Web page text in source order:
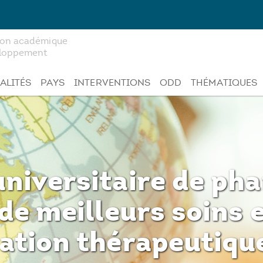
académique
PAYS INTERVENTIONS ODD THÉMATIQUES
de
meilleurs soins